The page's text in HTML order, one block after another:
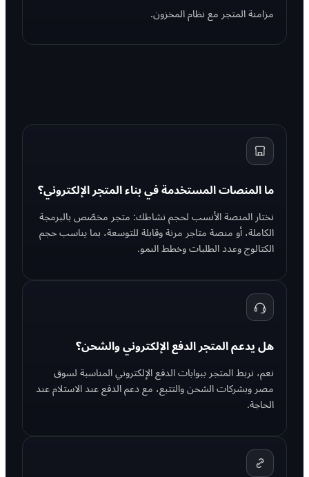
مزامنة المتجر مع نظام المخزون.
ما المنصات المستخدمة في بناء المتجر الإلكتروني؟
نختار المنصة الأنسب لحجم نشاطك: متجر مخصّص بالبرمجة
الكاملة، أو منصة متاجر مرنة وقابلة للتوسعة، بما يناسب حجم
الكتالوج وعدد الطلبات وخطط النمو.
هل يدعم المتجر الدفع الإلكتروني والشحن؟
نعم، نربط المتجر ببوابات الدفع الإلكتروني المناسبة لسوق
مصر وبشركات الشحن والتتبع، مع دعم الدفع عند الاستلام عند
الحاجة.